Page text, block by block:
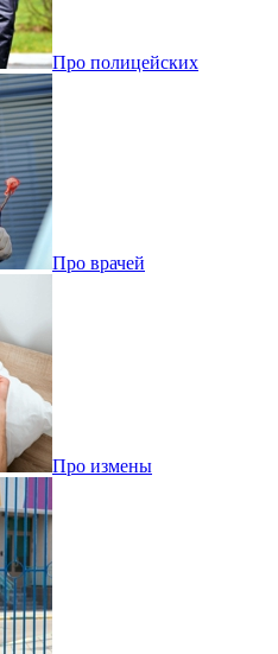
Про полицейских
Про врачей
Про измены